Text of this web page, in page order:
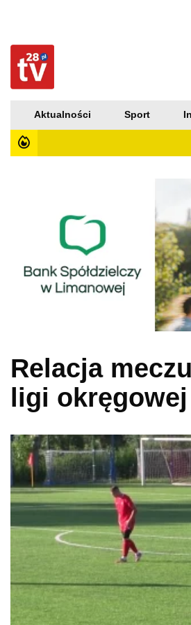
Aktualności Sport
Relacja
ligi